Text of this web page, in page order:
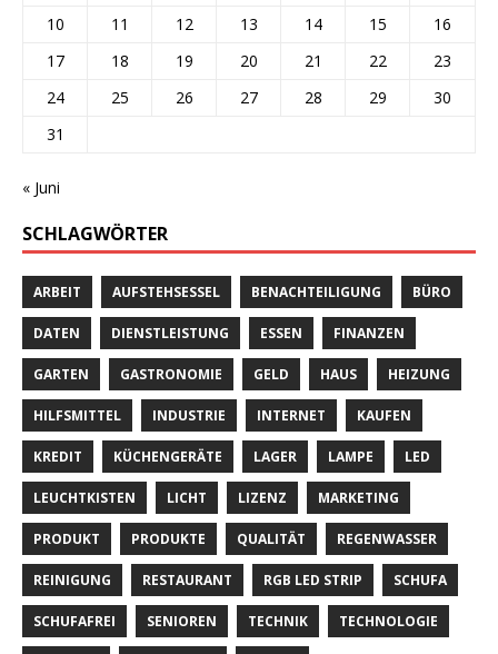
10
11 12 13 14 15
16
17
18 19 20 21 22
23
24
25 26 27 28 29
30
31
« Juni
SCHLAGWÖRTER
ARBEIT AUFSTEHSESSEL BENACHTEILIGUNG BÜRO
DATEN DIENSTLEISTUNG ESSEN FINANZEN
GARTEN GASTRONOMIE GELD HAUS HEIZUNG
HILFSMITTEL INDUSTRIE INTERNET KAUFEN
KREDIT KÜCHENGERÄTE LAGER LAMPE LED
LEUCHTKISTEN LICHT LIZENZ MARKETING
PRODUKT PRODUKTE QUALITÄT REGENWASSER
REINIGUNG RESTAURANT RGB LED STRIP SCHUFA
SCHUFAFREI SENIOREN TECHNIK TECHNOLOGIE